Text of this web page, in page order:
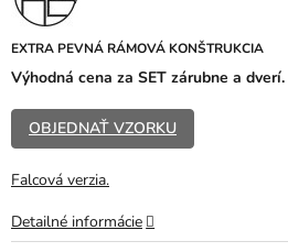
EXTRA PEVNÁ RÁMOVÁ KONŠTRUKCIA
Výhodná cena za SET zárubne a dverí.
OBJEDNAŤ VZORKU
Falcová verzia.
Detailné informácie